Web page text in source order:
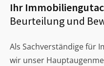
Ihr
Beurteilung und
Als Sachverständige für
wir unser